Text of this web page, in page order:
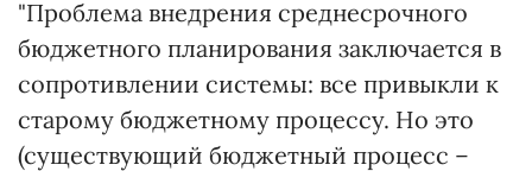
"Проблема внедрения среднесрочного
бюджетного планирования заключается в
сопротивлении системы: все привыкли к
старому бюджетному процессу. Но это
(существующий бюджетный процесс –